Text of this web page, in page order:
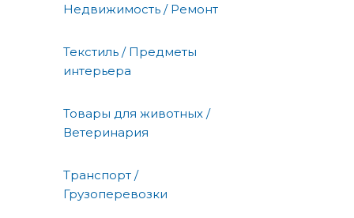
Недвижимость / Ремонт
Текстиль / Предметы
интерьера
Товары для животных /
Ветеринария
Транспорт /
Грузоперевозки